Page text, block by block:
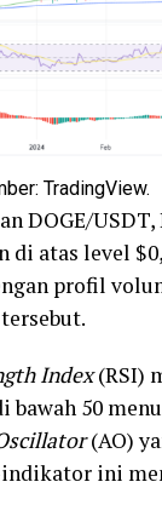
TradingView.
DOGE/
di atas level
profil
Index(RSI)
bawah 50
(AO)
ini